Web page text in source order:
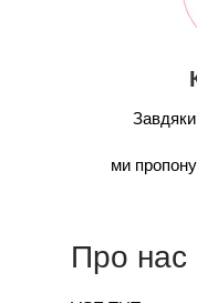
Завдяки
ми
Про нас